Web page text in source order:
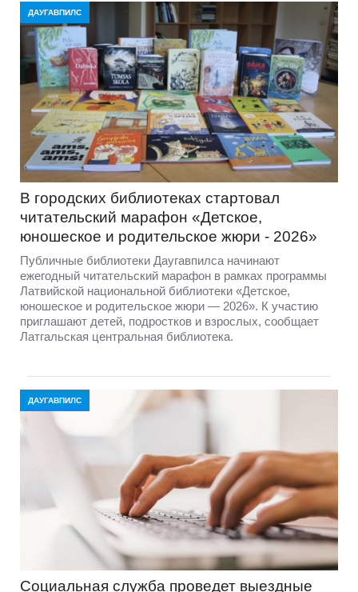
ДАУГАВПИЛС
В городских библиотеках стартовал
читательский марафон «Детское,
юношеское и родительское жюри - 2026»
Публичные библиотеки Даугавпилса начинают
ежегодный читательский марафон в рамках программы
Латвийской национальной библиотеки «Детское,
юношеское и родительское жюри — 2026». К участию
приглашают детей, подростков и взрослых, сообщает
Латгальская центральная библиотека.
ДАУГАВПИЛС
Социальная служба проведет выездные